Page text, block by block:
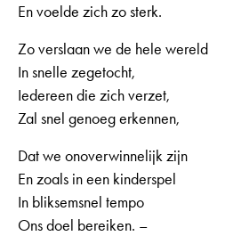
En voelde zich zo sterk.
Zo verslaan we de hele wereld
In snelle zegetocht,
Iedereen die zich verzet,
Zal snel genoeg erkennen,
Dat we onoverwinnelijk zijn
En zoals in een kinderspel
In bliksemsnel tempo
Ons doel bereiken. –